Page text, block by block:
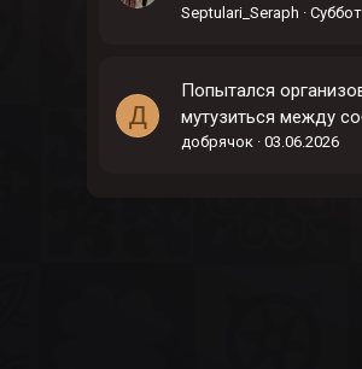
Septulari_Seraph
Д
Попытался
мутузиться между
добрячок 03.06.2026